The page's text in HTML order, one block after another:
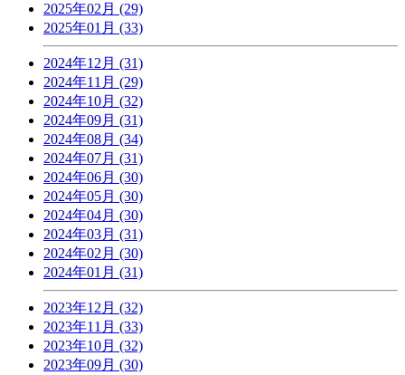
2025年02月 (29)
2025年01月 (33)
2024年12月 (31)
2024年11月 (29)
2024年10月 (32)
2024年09月 (31)
2024年08月 (34)
2024年07月 (31)
2024年06月 (30)
2024年05月 (30)
2024年04月 (30)
2024年03月 (31)
2024年02月 (30)
2024年01月 (31)
2023年12月 (32)
2023年11月 (33)
2023年10月 (32)
2023年09月 (30)